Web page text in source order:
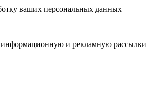
ваших персональных данных
информационную и рекламную